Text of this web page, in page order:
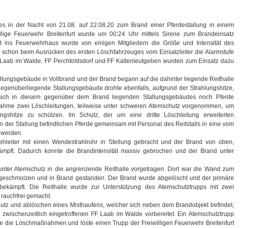
in der Nacht von 21.08. auf 22.08.20 zum Brand einer Pferdestallung in einem
Feuerwehr Breitenfurt wurde um 00:24 Uhr mittels Sirene zum Brandeinsatz
ins Feuerwehrhaus wurde von einigen Mitgliedern die Größe und Intensität des
beim Ausrücken des ersten Löschfahrzeuges vom Einsatzleiter die Alarmstufe
im Walde, FF Perchtoldsdorf und FF Kaltenleutgeben wurden zum Einsatz dazu
in Vollbrand und der Brand begann auf die dahinter liegende Reithalle
Stallungsgebäude drohte ebenfalls, aufgrund der Strahlungshitze,
in diesem gegenüber dem Brand liegenden Stallungsgebäudes noch Pferde
zwei Löschleitungen, teilweise unter schweren Atemschutz vorgenommen, um
zu schützen. Im Schutz, der um eine dritte Löschleitung erweiterten
der Stallung befindlichen Pferde gemeinsam mit Personal des Reitstalls in eine vom
mit einen Wendestrahlrohr in Stellung gebracht und der Brand von oben,
Dadurch konnte die Brandintensität massiv gebrochen und der Brand unter
Atemschutz in die angrenzende Reithalle vorgetragen. Dort war die Wand zum
und in Brand gestanden. Der Brand wurde abgelöscht und der primäre
Die Reithalle wurde zur Unterstützung des Atemschutztrupps mit zwei
gemacht.
und ablöschen eines Misthaufens, welcher sich neben dem Brandobjekt befindet,
eingetroffenen FF Laab im Walde vorbereitet. Ein Atemschutztrupp
die Löschmaßnahmen und löste einen Trupp der Freiwilligen Feuerwehr Breitenfurt